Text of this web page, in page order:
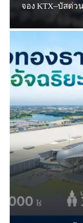
จอง KTX–บัสด่